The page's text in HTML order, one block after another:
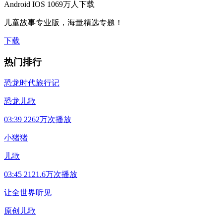
Android IOS 1069万人下载
儿童故事专业版，海量精选专题！
下载
热门排行
恐龙时代旅行记
恐龙儿歌
03:39 2262万次播放
小猪猪
儿歌
03:45 2121.6万次播放
让全世界听见
原创儿歌